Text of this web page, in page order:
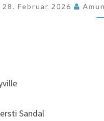
28. Februar 2026
Sandal